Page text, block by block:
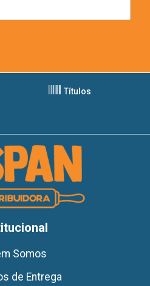
Títulos
Somos
de Entrega